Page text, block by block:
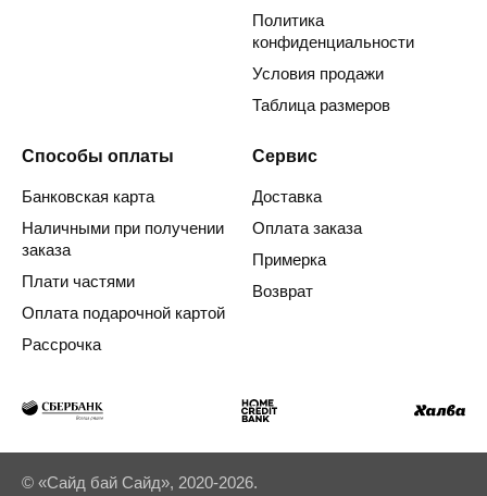
Политика
конфиденциальности
Условия продажи
Таблица размеров
Способы оплаты
Банковская карта
Наличными при получении
заказа
Плати частями
Оплата подарочной картой
Рассрочка
Сервис
Доставка
Оплата заказа
Примерка
Возврат
© «Сайд бай Сайд», 2020-2026.